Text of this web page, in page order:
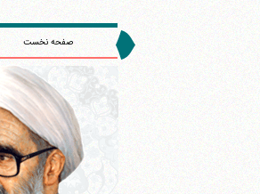
صفحه نخست